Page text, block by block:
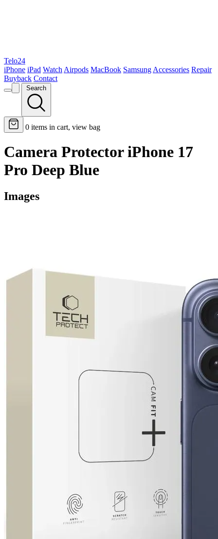
Telo24
iPhone iPad Watch Airpods MacBook Samsung Accessories Repair
Buyback Contact
Search
0 items in cart, view bag
Camera Protector iPhone 17
Pro Deep Blue
Images